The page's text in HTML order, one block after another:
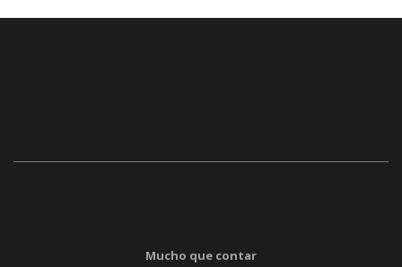
Mucho que contar